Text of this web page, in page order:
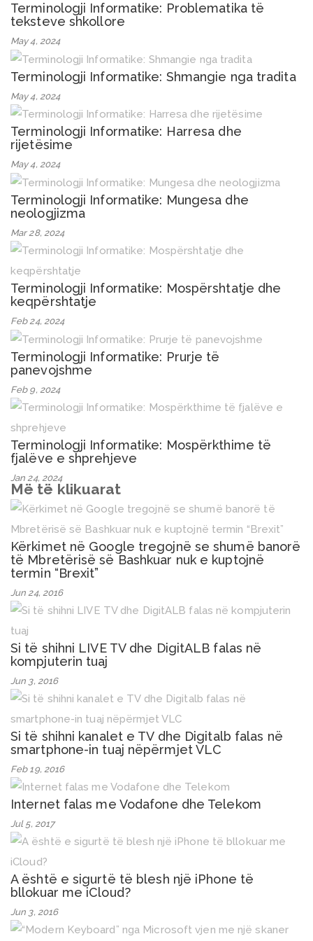
Terminologji Informatike: Problematika të
teksteve shkollore
May 4, 2024
Terminologji Informatike: Shmangie nga tradita
May 4, 2024
Terminologji Informatike: Harresa dhe
rijetësime
May 4, 2024
Terminologji Informatike: Mungesa dhe
neologjizma
Mar 28, 2024
Terminologji Informatike: Mospërshtatje dhe
keqpërshtatje
Feb 24, 2024
Terminologji Informatike: Prurje të
panevojshme
Feb 9, 2024
Terminologji Informatike: Mospërkthime të
fjalëve e shprehjeve
Jan 24, 2024
Më të klikuarat
Kërkimet në Google tregojnë se shumë banorë
të Mbretërisë së Bashkuar nuk e kuptojnë
termin “Brexit”
Jun 24, 2016
Si të shihni LIVE TV dhe DigitALB falas në
kompjuterin tuaj
Jun 3, 2016
Si të shihni kanalet e TV dhe Digitalb falas në
smartphone-in tuaj nëpërmjet VLC
Feb 19, 2016
Internet falas me Vodafone dhe Telekom
Jul 5, 2017
A është e sigurtë të blesh një iPhone të
bllokuar me iCloud?
Jun 3, 2016